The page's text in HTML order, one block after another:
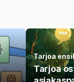
Tarjoa
Tarjoa